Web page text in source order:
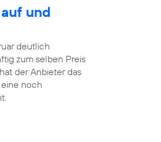
und
deutlich
zum selben Preis
der Anbieter das
noch